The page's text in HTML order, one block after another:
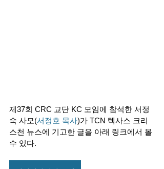
제37회 CRC 교단 KC 모임에 참석한 서정
숙 사모(서정호 목사)가 TCN 텍사스 크리
스천 뉴스에 기고한 글을 아래 링크에서 볼
수 있다.